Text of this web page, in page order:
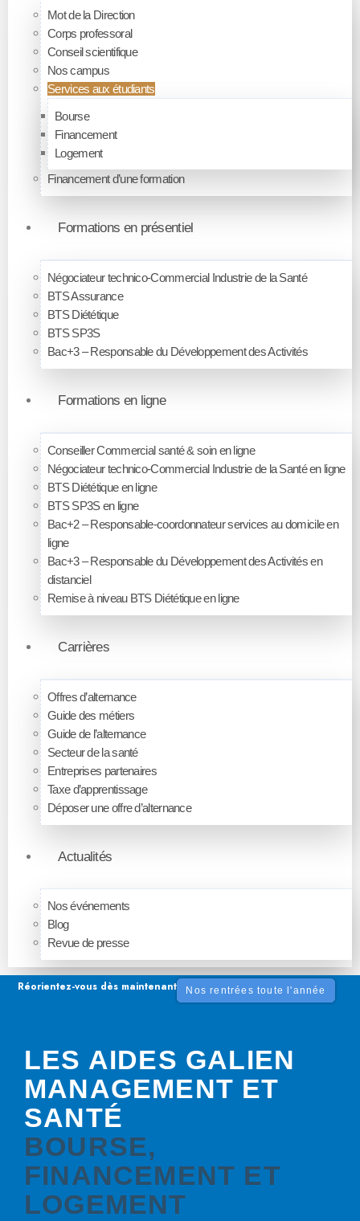
Mot de la Direction
Corps professoral
Conseil scientifique
Nos campus
Services aux étudiants
Bourse
Financement
Logement
Financement d’une formation
Formations en présentiel
Négociateur technico-Commercial Industrie de la Santé
BTS Assurance
BTS Diététique
BTS SP3S
Bac+3 – Responsable du Développement des Activités
Formations en ligne
Conseiller Commercial santé & soin en ligne
Négociateur technico-Commercial Industrie de la Santé en ligne
BTS Diététique en ligne
BTS SP3S en ligne
Bac+2 – Responsable-coordonnateur services au domicile en
ligne
Bac+3 – Responsable du Développement des Activités en
distanciel
Remise à niveau BTS Diététique en ligne
Carrières
Offres d’alternance
Guide des métiers
Guide de l’alternance
Secteur de la santé
Entreprises partenaires
Taxe d’apprentissage
Déposer une offre d’alternance
Actualités
Nos événements
Blog
Revue de presse
Réorientez-vous dès maintenant Nos rentrées toute l'année
LES AIDES GALIEN
MANAGEMENT ET
SANTÉ
BOURSE,
FINANCEMENT ET
LOGEMENT